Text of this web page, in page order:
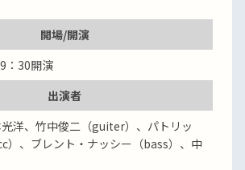
開場/開演
：30開演
出演者
洋、竹中俊二（guiter）、パトリッ
）、ブレント・ナッシー（bass）、中